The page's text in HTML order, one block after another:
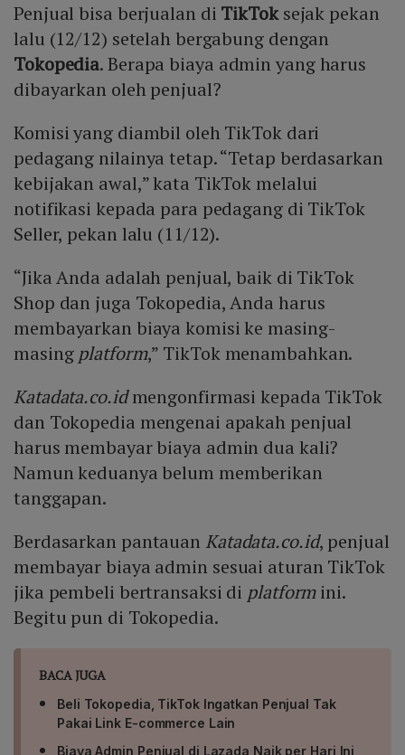
Penjual bisa berjualan di TikToksejak pekan
lalu (12/12) setelah bergabung dengan
Tokopedia. Berapa biaya admin yang harus
dibayarkan oleh penjual?
Komisi yang diambil oleh TikTok dari
pedagang nilainya tetap. “Tetap berdasarkan
kebijakan awal,” kata TikTok melalui
notifikasi kepada para pedagang di TikTok
Seller, pekan lalu (11/12).
“Jika Anda adalah penjual, baik di TikTok
Shop dan juga Tokopedia, Anda harus
membayarkan biaya komisi ke masing-
masing platform,” TikTok menambahkan.
Katadata.co.idmengonfirmasi kepada TikTok
dan Tokopedia mengenai apakah penjual
harus membayar biaya admin dua kali?
Namun keduanya belum memberikan
tanggapan.
Berdasarkan pantauan Katadata.co.id, penjual
membayar biaya admin sesuai aturan TikTok
jika pembeli bertransaksi di platformini.
Begitu pun di Tokopedia.
BACA JUGA
Beli Tokopedia, TikTok Ingatkan Penjual Tak
Pakai Link E-commerce Lain
Biaya Admin Penjual di Lazada Naik per Hari Ini